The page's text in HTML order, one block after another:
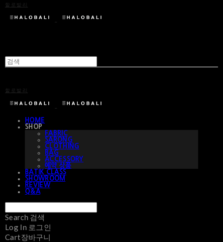
할로발리
할로발리
HOME
SHOP
FABRIC
SARONG
CLOTHING
BAG
ACCESSORY
예약 상품
BATIK CLASS
SHOWROOM
REVIEW
Q&A
Search 검색
Log In 로그인
Cart장바구니